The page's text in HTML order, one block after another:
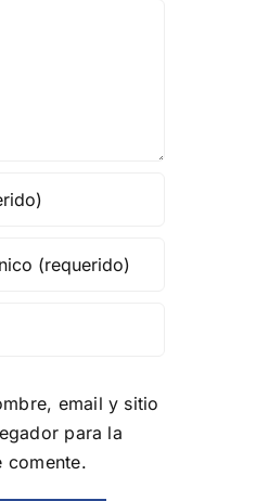
email y sitio
para la
comente.